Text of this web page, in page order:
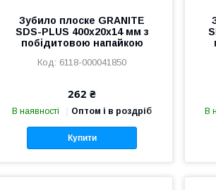
Зубило плоске GRANITE
SDS-PLUS 400х20х14 мм з
побідитовою напайкою
6118-000041850
262 ₴
В наявності Оптом і в роздріб
Купити
В